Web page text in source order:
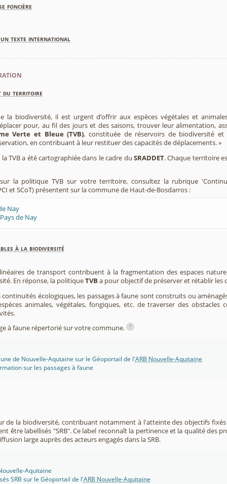
foncière
texte international
du territoire
la biodiversité, il est urgent d’offrir aux espèces végétales et
pour, au fil des jours et des saisons, trouver leur alimentation,
Verte et Bleue (TVB), constituée de réservoirs de biodiversité
en contribuant à leur restituer des capacités de déplacements. »
TVB a été cartographiée dans le cadre du SRADDET. Chaque territoire
la politique TVB sur votre territoire, consultez la rubrique
et SCoT) présentent sur la commune de Haut-de-Bosdarros :
Nay
de Nay
à la biodiversité
de transport contribuent à la fragmentation des espaces
En réponse, la politiqueTVB a pour objectif de préserver et rétablir les
écologiques, les passages à faune sont construits ou
animales, végétales, fongiques, etc. de traverser des
à faune répertorié sur votre commune.
i
de Nouvelle-Aqutaine sur le Géoportail de l'ARB Nouvelle-Aquitaine
sur les passages à faune
de la biodiversité, contribuant notamment à l'atteinte des objectifs fixés
être labellisés "SRB". Ce label reconnaît la pertinence et la qualité des
large auprès des acteurs engagés dans la SRB.
Aquitaine
SRB sur le Géoportail de l'ARB Nouvelle-Aquitaine